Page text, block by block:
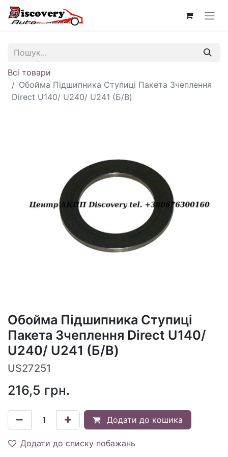
Всі товари
Обойма Підшипника Ступиці Пакета Зчеплення
Direct U140/ U240/ U241 (Б/В)
Обойма Підшипника Ступиці
Пакета Зчеплення Direct U140/
U240/ U241 (Б/В)
US27251
216,5 грн.
Додати до кошика
Додати до списку побажань